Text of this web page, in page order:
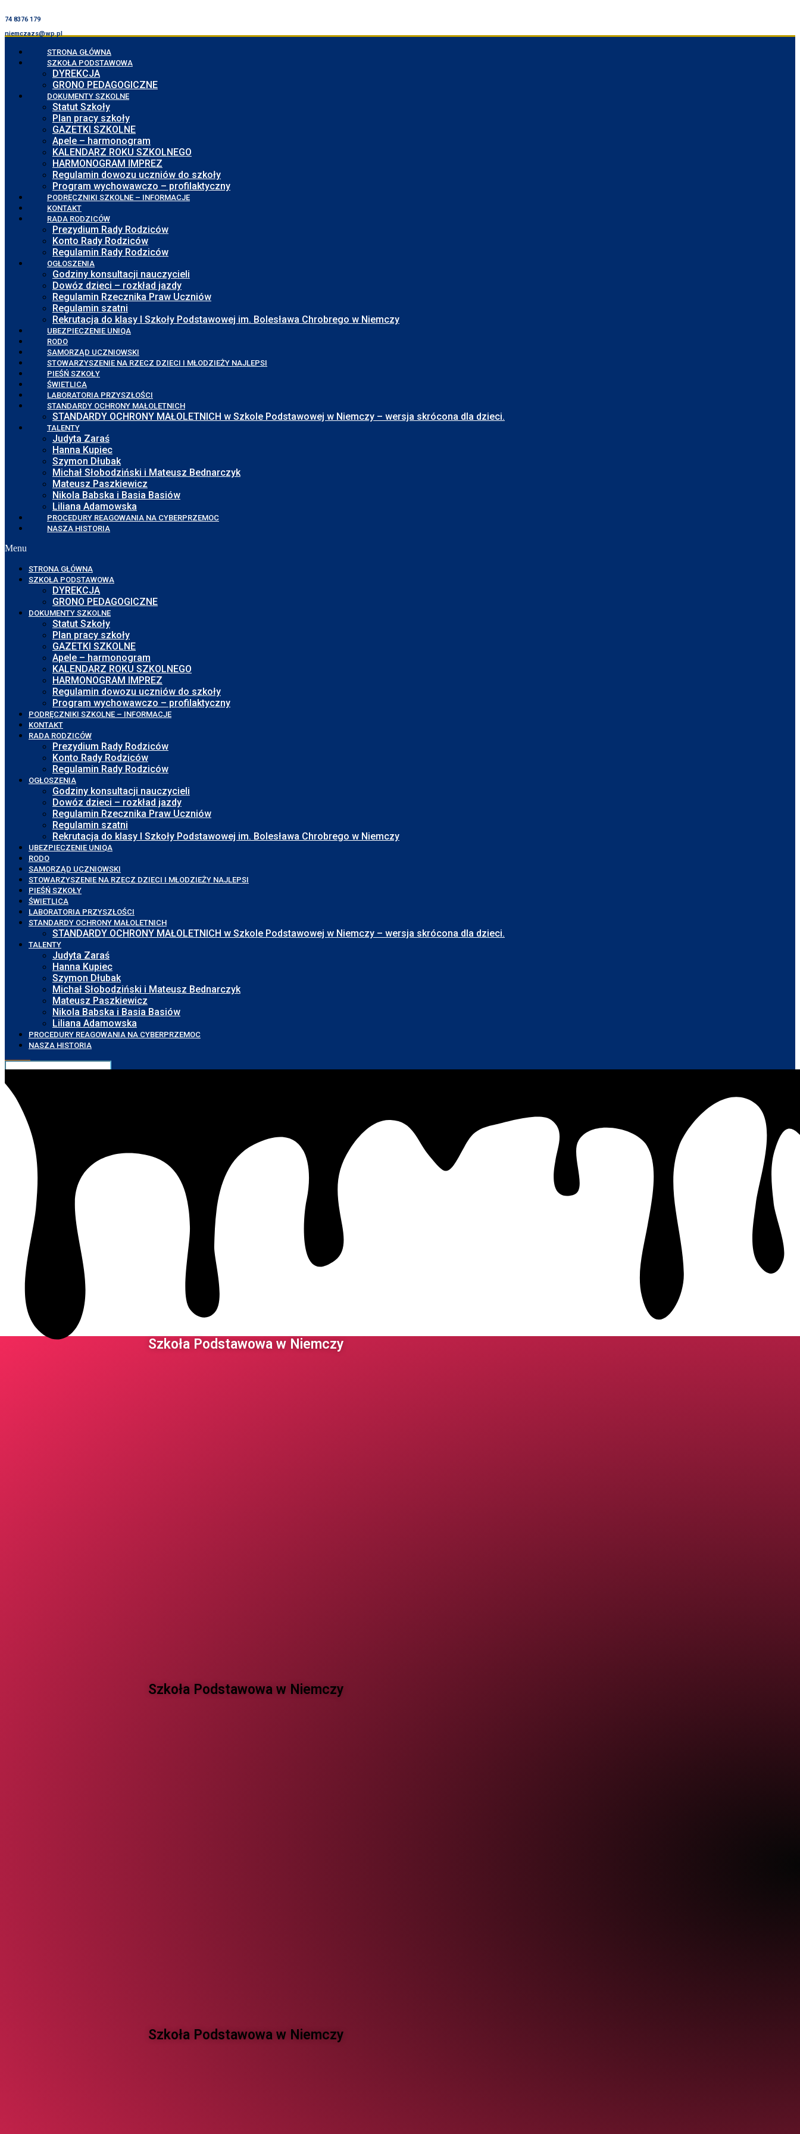
74 8376 179
niemczazs@wp.pl
STRONA GŁÓWNA
SZKOŁA PODSTAWOWA
DYREKCJA
GRONO PEDAGOGICZNE
DOKUMENTY SZKOLNE
Statut Szkoły
Plan pracy szkoły
GAZETKI SZKOLNE
Apele – harmonogram
KALENDARZ ROKU SZKOLNEGO
HARMONOGRAM IMPREZ
Regulamin dowozu uczniów do szkoły
Program wychowawczo – profilaktyczny
PODRĘCZNIKI SZKOLNE – INFORMACJE
KONTAKT
RADA RODZICÓW
Prezydium Rady Rodziców
Konto Rady Rodziców
Regulamin Rady Rodziców
OGŁOSZENIA
Godziny konsultacji nauczycieli
Dowóz dzieci – rozkład jazdy
Regulamin Rzecznika Praw Uczniów
Regulamin szatni
Rekrutacja do klasy I Szkoły Podstawowej im. Bolesława Chrobrego w Niemczy
UBEZPIECZENIE UNIQA
RODO
SAMORZĄD UCZNIOWSKI
STOWARZYSZENIE NA RZECZ DZIECI I MŁODZIEŻY NAJLEPSI
PIEŚŃ SZKOŁY
ŚWIETLICA
LABORATORIA PRZYSZŁOŚCI
STANDARDY OCHRONY MAŁOLETNICH
STANDARDY OCHRONY MAŁOLETNICH w Szkole Podstawowej w Niemczy – wersja skrócona dla dzieci.
TALENTY
Judyta Zaraś
Hanna Kupiec
Szymon Dłubak
Michał Słobodziński i Mateusz Bednarczyk
Mateusz Paszkiewicz
Nikola Babska i Basia Basiów
Liliana Adamowska
PROCEDURY REAGOWANIA NA CYBERPRZEMOC
NASZA HISTORIA
Menu
STRONA GŁÓWNA
SZKOŁA PODSTAWOWA
DYREKCJA
GRONO PEDAGOGICZNE
DOKUMENTY SZKOLNE
Statut Szkoły
Plan pracy szkoły
GAZETKI SZKOLNE
Apele – harmonogram
KALENDARZ ROKU SZKOLNEGO
HARMONOGRAM IMPREZ
Regulamin dowozu uczniów do szkoły
Program wychowawczo – profilaktyczny
PODRĘCZNIKI SZKOLNE – INFORMACJE
KONTAKT
RADA RODZICÓW
Prezydium Rady Rodziców
Konto Rady Rodziców
Regulamin Rady Rodziców
OGŁOSZENIA
Godziny konsultacji nauczycieli
Dowóz dzieci – rozkład jazdy
Regulamin Rzecznika Praw Uczniów
Regulamin szatni
Rekrutacja do klasy I Szkoły Podstawowej im. Bolesława Chrobrego w Niemczy
UBEZPIECZENIE UNIQA
RODO
SAMORZĄD UCZNIOWSKI
STOWARZYSZENIE NA RZECZ DZIECI I MŁODZIEŻY NAJLEPSI
PIEŚŃ SZKOŁY
ŚWIETLICA
LABORATORIA PRZYSZŁOŚCI
STANDARDY OCHRONY MAŁOLETNICH
STANDARDY OCHRONY MAŁOLETNICH w Szkole Podstawowej w Niemczy – wersja skrócona dla dzieci.
TALENTY
Judyta Zaraś
Hanna Kupiec
Szymon Dłubak
Michał Słobodziński i Mateusz Bednarczyk
Mateusz Paszkiewicz
Nikola Babska i Basia Basiów
Liliana Adamowska
PROCEDURY REAGOWANIA NA CYBERPRZEMOC
NASZA HISTORIA
Szkoła Podstawowa w Niemczy ​
Szkoła Podstawowa w Niemczy ​
Szkoła Podstawowa w Niemczy ​